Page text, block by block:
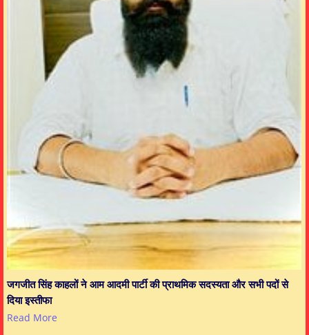
जगजीत सिंह काहलों ने आम आदमी पार्टी की प्राथमिक सदस्यता और सभी पदों से
दिया इस्तीफा
Read More